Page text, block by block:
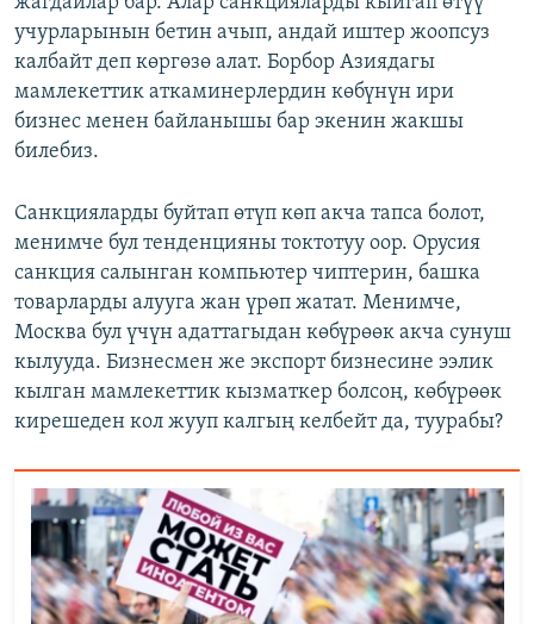
учурларынын бетин ачып, андай иштер жоопсуз
калбайт деп көргөзө алат. Борбор Азиядагы
мамлекеттик аткаминерлердин көбүнүн ири
бизнес менен байланышы бар экенин жакшы
билебиз.
Санкцияларды буйтап өтүп көп акча тапса болот,
менимче бул тенденцияны токтотуу оор. Орусия
санкция салынган компьютер чиптерин, башка
товарларды алууга жан үрөп жатат. Менимче,
Москва бул үчүн адаттагыдан көбүрөөк акча сунуш
кылууда. Бизнесмен же экспорт бизнесине ээлик
кылган мамлекеттик кызматкер болсоң, көбүрөөк
кирешеден кол жууп калгың келбейт да, туурабы?